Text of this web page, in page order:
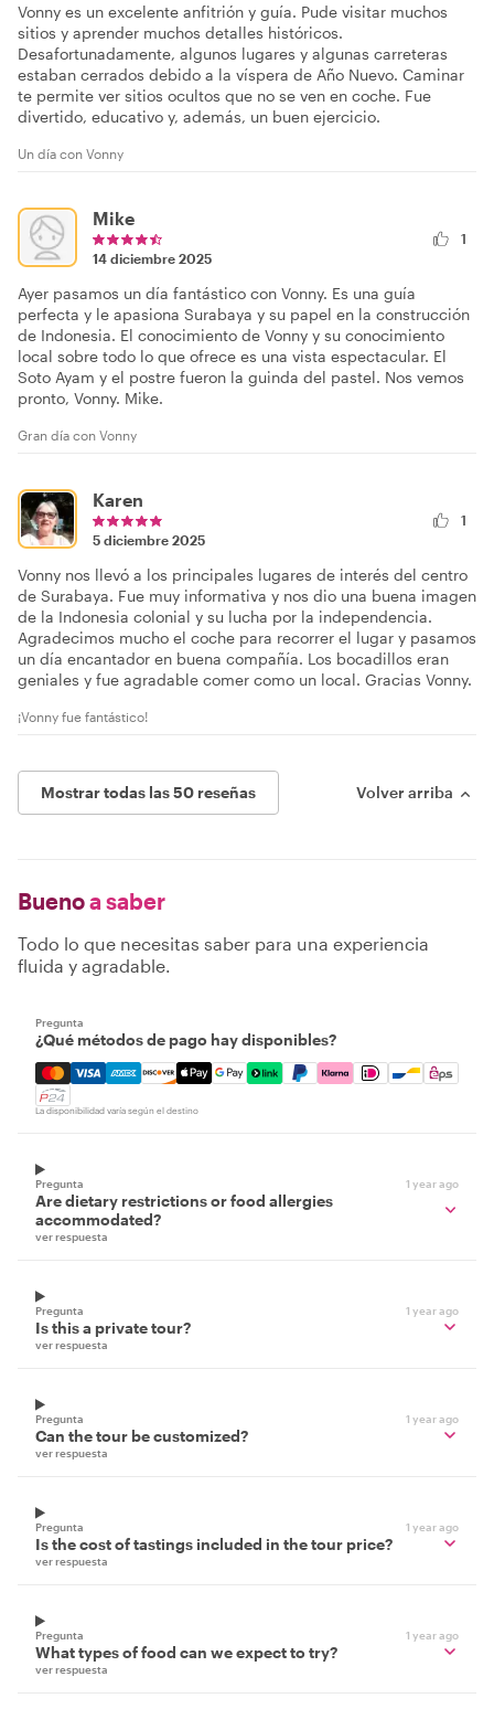
Vonny es un excelente anfitrión y guía. Pude visitar muchos
sitios y aprender muchos detalles históricos.
Desafortunadamente, algunos lugares y algunas carreteras
estaban cerrados debido a la víspera de Año Nuevo. Caminar
te permite ver sitios ocultos que no se ven en coche. Fue
divertido, educativo y, además, un buen ejercicio.
Un día con Vonny
Mike
14 diciembre 2025
1
Ayer pasamos un día fantástico con Vonny. Es una guía
perfecta y le apasiona Surabaya y su papel en la construcción
de Indonesia. El conocimiento de Vonny y su conocimiento
local sobre todo lo que ofrece es una vista espectacular. El
Soto Ayam y el postre fueron la guinda del pastel. Nos vemos
pronto, Vonny. Mike.
Gran día con Vonny
Karen
5 diciembre 2025
1
Vonny nos llevó a los principales lugares de interés del centro
de Surabaya. Fue muy informativa y nos dio una buena imagen
de la Indonesia colonial y su lucha por la independencia.
Agradecimos mucho el coche para recorrer el lugar y pasamos
un día encantador en buena compañía. Los bocadillos eran
geniales y fue agradable comer como un local. Gracias Vonny.
¡Vonny fue fantástico!
Mostrar todas las 50 reseñas Volver arriba
Buenoa saber
Todo lo que necesitas saber para una experiencia
fluida y agradable.
Pregunta
¿Qué métodos de pago hay disponibles?
Mastercard, Visa, Amex, Discover, Apple Pay, Google
La disponibilidad varía según el destino
Pregunta 1 year ago
Are dietary restrictions or food allergies
accommodated?
ver respuesta
Pregunta 1 year ago
Is this a private tour?
ver respuesta
Pregunta 1 year ago
Can the tour be customized?
ver respuesta
Pregunta 1 year ago
Is the cost of tastings included in the tour price?
ver respuesta
Pregunta 1 year ago
What types of food can we expect to try?
ver respuesta